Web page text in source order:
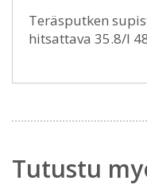
Teräsputken
hitsattava 35.8/I
Tutustu